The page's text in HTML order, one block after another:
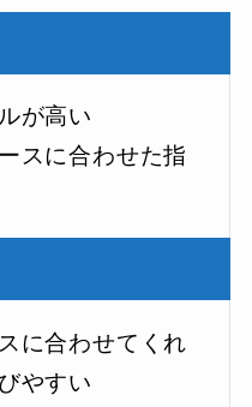
が高い
スに合わせた指
に合わせてくれ
やすい